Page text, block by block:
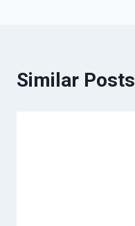
Similar Posts